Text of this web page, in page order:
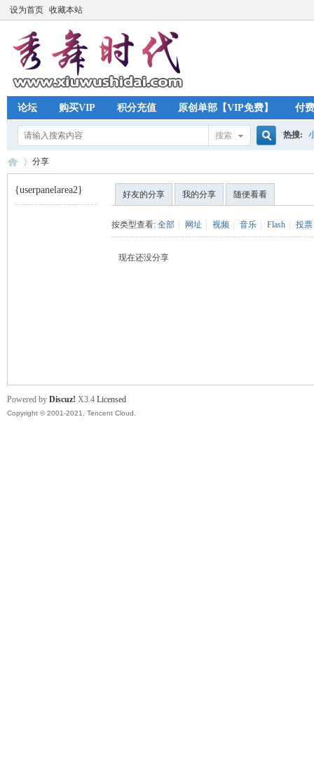
设为首页 收藏本站
论坛 购买VIP 积分充值 原创单部【VIP免费】 付
搜索 热搜:
分享
{userpanelarea2} 好友的分享 我的分享 随便看看
按类型查看: 全部 网址 视频 音乐 Flash 投票
现在还没分享
Powered by Discuz! X3.4 Licensed
Copyright © 2001-2021, Tencent Cloud.